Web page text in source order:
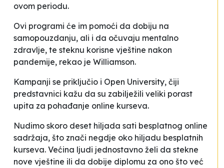
ovom periodu.
Ovi programi će im pomoći da dobiju na
samopouzdanju, ali i da očuvaju mentalno
zdravlje, te steknu korisne vještine nakon
pandemije, rekao je Williamson.
Kampanji se priključio i Open University, čiji
predstavnici kažu da su zabilježili veliki porast
upita za pohađanje online kurseva.
Nudimo skoro deset hiljada sati besplatnog online
sadržaja, što znači negdje oko hiljadu besplatnih
kurseva. Većina ljudi jednostavno želi da stekne
nove vještine ili da dobije diplomu za ono što već